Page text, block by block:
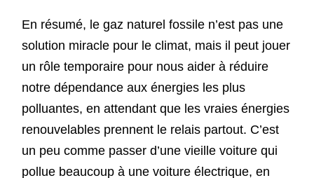
En résumé, le gaz naturel fossile n’est pas une
solution miracle pour le climat, mais il peut jouer
un rôle temporaire pour nous aider à réduire
notre dépendance aux énergies les plus
polluantes, en attendant que les vraies énergies
renouvelables prennent le relais partout. C’est
un peu comme passer d’une vieille voiture qui
pollue beaucoup à une voiture électrique, en